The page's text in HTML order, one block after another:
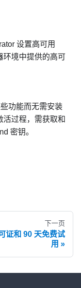
设置高可用
环境中提供的高可
功能而无需安装
活过程，需获取和
密钥。
下一页
证和 90 天免费试
用